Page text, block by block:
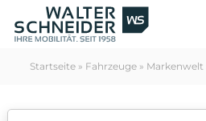
Startseite » Fahrzeuge » Markenwelt